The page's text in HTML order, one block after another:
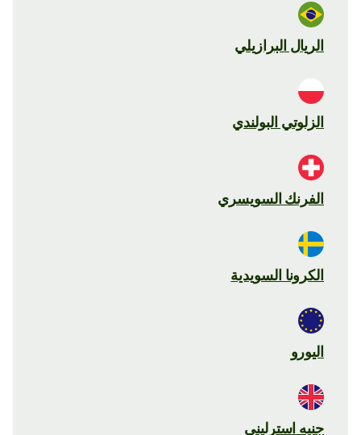
الريال البرازيلي
الزلوتي البولندي
الفرنك السويسري
الكرونا السويدية
اليورو
جنيه استرليني